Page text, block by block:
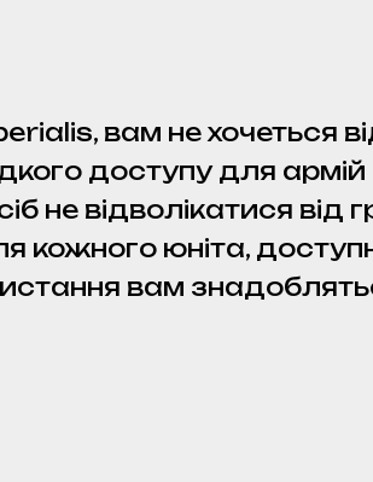
вам не хочеться
доступу для
не відволікатися від
кожного юніта,
вам